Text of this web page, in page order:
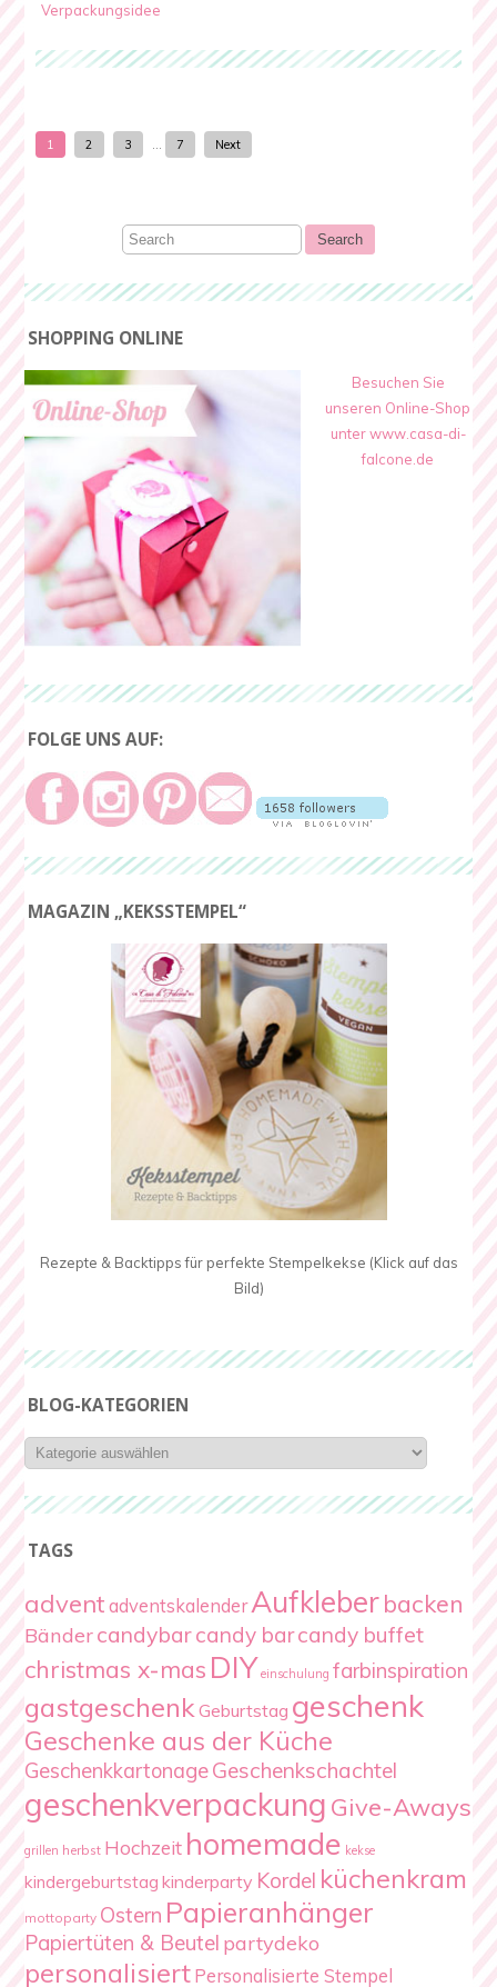
Verpackungsidee
1 2 3 … 7 Next
SHOPPING ONLINE
Besuchen Sie
unseren Online-Shop
unter www.casa-di-
falcone.de
FOLGE UNS AUF:
MAGAZIN „KEKSSTEMPEL“
Rezepte & Backtipps für perfekte Stempelkekse (Klick auf das
Bild)
BLOG-KATEGORIEN
Blog-
Kategorien
TAGS
advent adventskalenderAufkleberbacken
Bändercandybarcandy barcandy buffet
christmas x-mas DIY einschulung farbinspiration
gastgeschenkGeburtstag geschenk
Geschenke aus der Küche
GeschenkkartonageGeschenkschachtel
geschenkverpackung Give-Aways
grillen herbst Hochzeit homemade kekse
kindergeburtstag kinderparty Kordel küchenkram
mottoparty Ostern Papieranhänger
Papiertüten & Beutel partydeko
personalisiert Personalisierte Stempel